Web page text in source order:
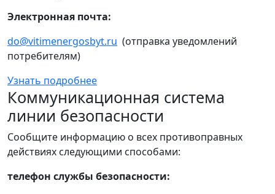
Электронная почта:
do@vitimenergosbyt.ru (отправка уведомлений
потребителям)
Узнать подробнее
Коммуникационная система
линии безопасности
Сообщите информацию о всех противоправных
действиях следующими способами:
телефон службы безопасности: